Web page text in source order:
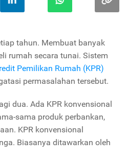
tahun. Membuat banyak
rumah secara tunai. Sistem
Pemilikan Rumah (KPR)
permasalahan tersebut.
dua. Ada KPR konvensional
sama produk perbankan,
KPR konvensional
Biasanya ditawarkan oleh